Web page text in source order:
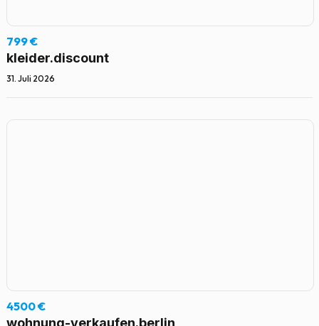
799 €
kleider.discount
31. Juli 2026
4500 €
wohnung-verkaufen.berlin